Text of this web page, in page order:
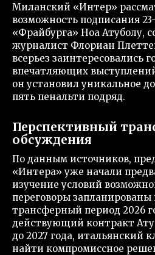
Миланский «Интер»
возможность подписания
«Фрайбурга» Ноа Атуболу,
журналист Флориан
всерьез заинтересовались
впечатляющих
он установил уникальное
пять пенальти подряд.
Перспективный
обсуждения
По данным источников,
«Интера» уже начали
изучение условий
переговоры
трансферный период 2026
действующий контракт
до 2027 года, итальянский
найти компромиссное